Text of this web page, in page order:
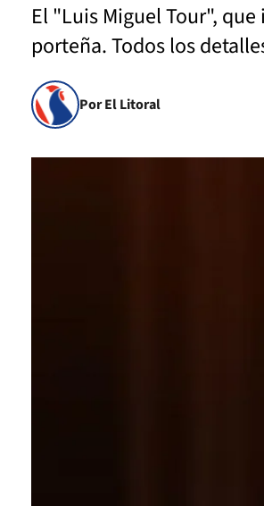
El "Luis Miguel Tour",
porteña. Todos los
Por El Litoral